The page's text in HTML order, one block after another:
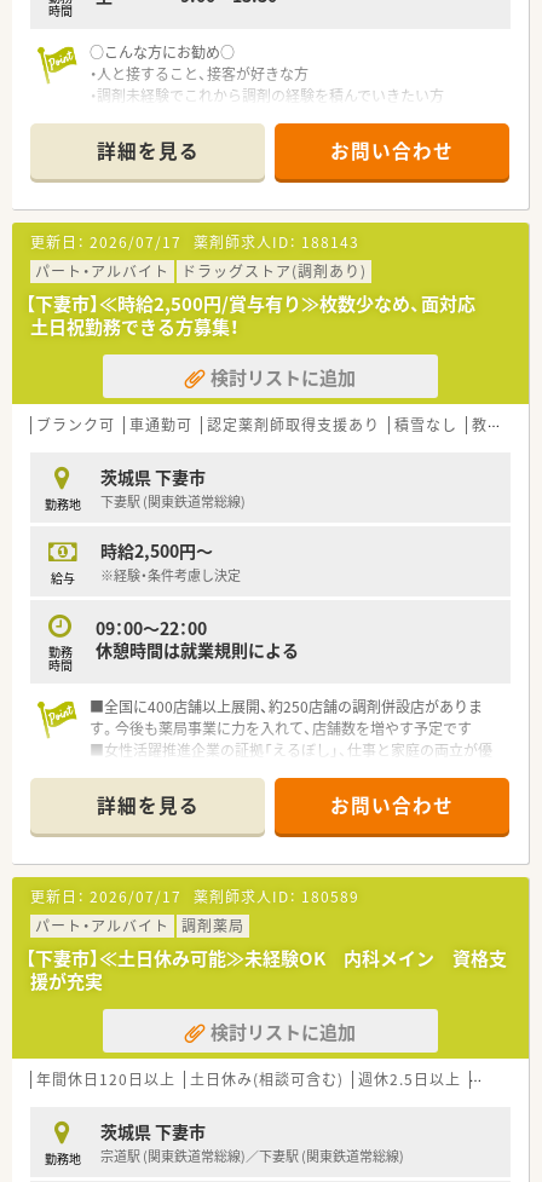
■皮膚科のクリニックをうけており、処方箋枚数は毎日150～
200枚と多め、スピード感も求められる環境です
時間
○こんな方にお勧め○
・人と接すること、接客が好きな方
・調剤未経験でこれから調剤の経験を積んでいきたい方
詳細を見る お問い合わせ
更新日： 2026/07/17 薬剤師求人ID： 188143
パート・アルバイト
ドラッグストア(調剤あり)
【下妻市】≪時給2,500円/賞与有り≫枚数少なめ、面対応
土日祝勤務できる方募集！
検討リストに追加
ブランク可 車通勤可 認定薬剤師取得支援あり 積雪なし 教育制度あり
勤務地
茨城県 下妻市
下妻駅 (関東鉄道常総線)
給与
時給2,500円～
※経験・条件考慮し決定
勤務
時間
09：00～22：00
休憩時間は就業規則による
■全国に400店舗以上展開、約250店舗の調剤併設店がありま
す。今後も薬局事業に力を入れて、店舗数を増やす予定です
■女性活躍推進企業の証拠「えるぼし」、仕事と家庭の両立が優
■薬剤師としてのキャリア開発、自己実現をサポートする充実の
支援制度が充実
詳細を見る お問い合わせ
更新日： 2026/07/17 薬剤師求人ID： 180589
パート・アルバイト
調剤薬局
【下妻市】≪土日休み可能≫未経験OK 内科メイン 資格支
援が充実
検討リストに追加
年間休日120日以上 土日休み(相談可含む) 週休2.5日以上 週32h以
勤務地
茨城県 下妻市
宗道駅 (関東鉄道常総線)／下妻駅 (関東鉄道常総線)